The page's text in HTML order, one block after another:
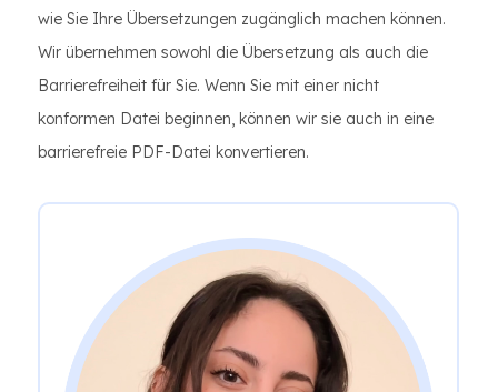
wie Sie Ihre Übersetzungen zugänglich machen können.
Wir übernehmen sowohl die Übersetzung als auch die
Barrierefreiheit für Sie. Wenn Sie mit einer nicht
konformen Datei beginnen, können wir sie auch in eine
barrierefreie PDF-Datei konvertieren.